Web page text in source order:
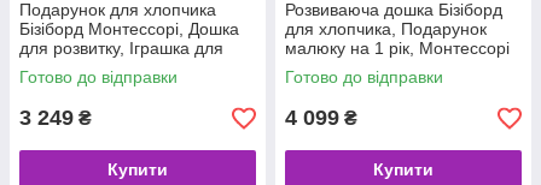
Подарунок для хлопчика
Бізіборд Монтессорі, Дошка
для розвитку, Іграшка для
моторики Busyboard бізі борд
для Динозаври
Готово до відправки
3 249 ₴
Купити
Розвиваюча дошка Бізіборд
для хлопчика, Подарунок
малюку на 1 рік, Монтессорі
Деревʼяна Іграшка для
моторики
Готово до відправки
4 099 ₴
Купити